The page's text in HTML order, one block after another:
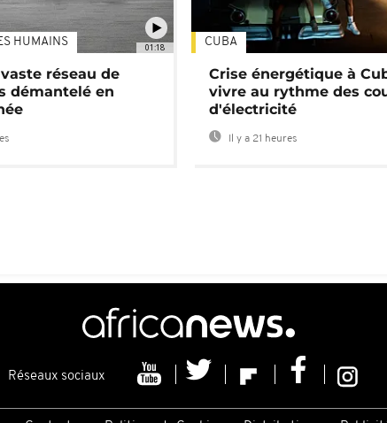
01:18
HUMAINS
réseau de
démantelé en
CUBA
Crise énergétique à
vivre au rythme des
d'électricité
Il y a 21 heures
Réseaux sociaux